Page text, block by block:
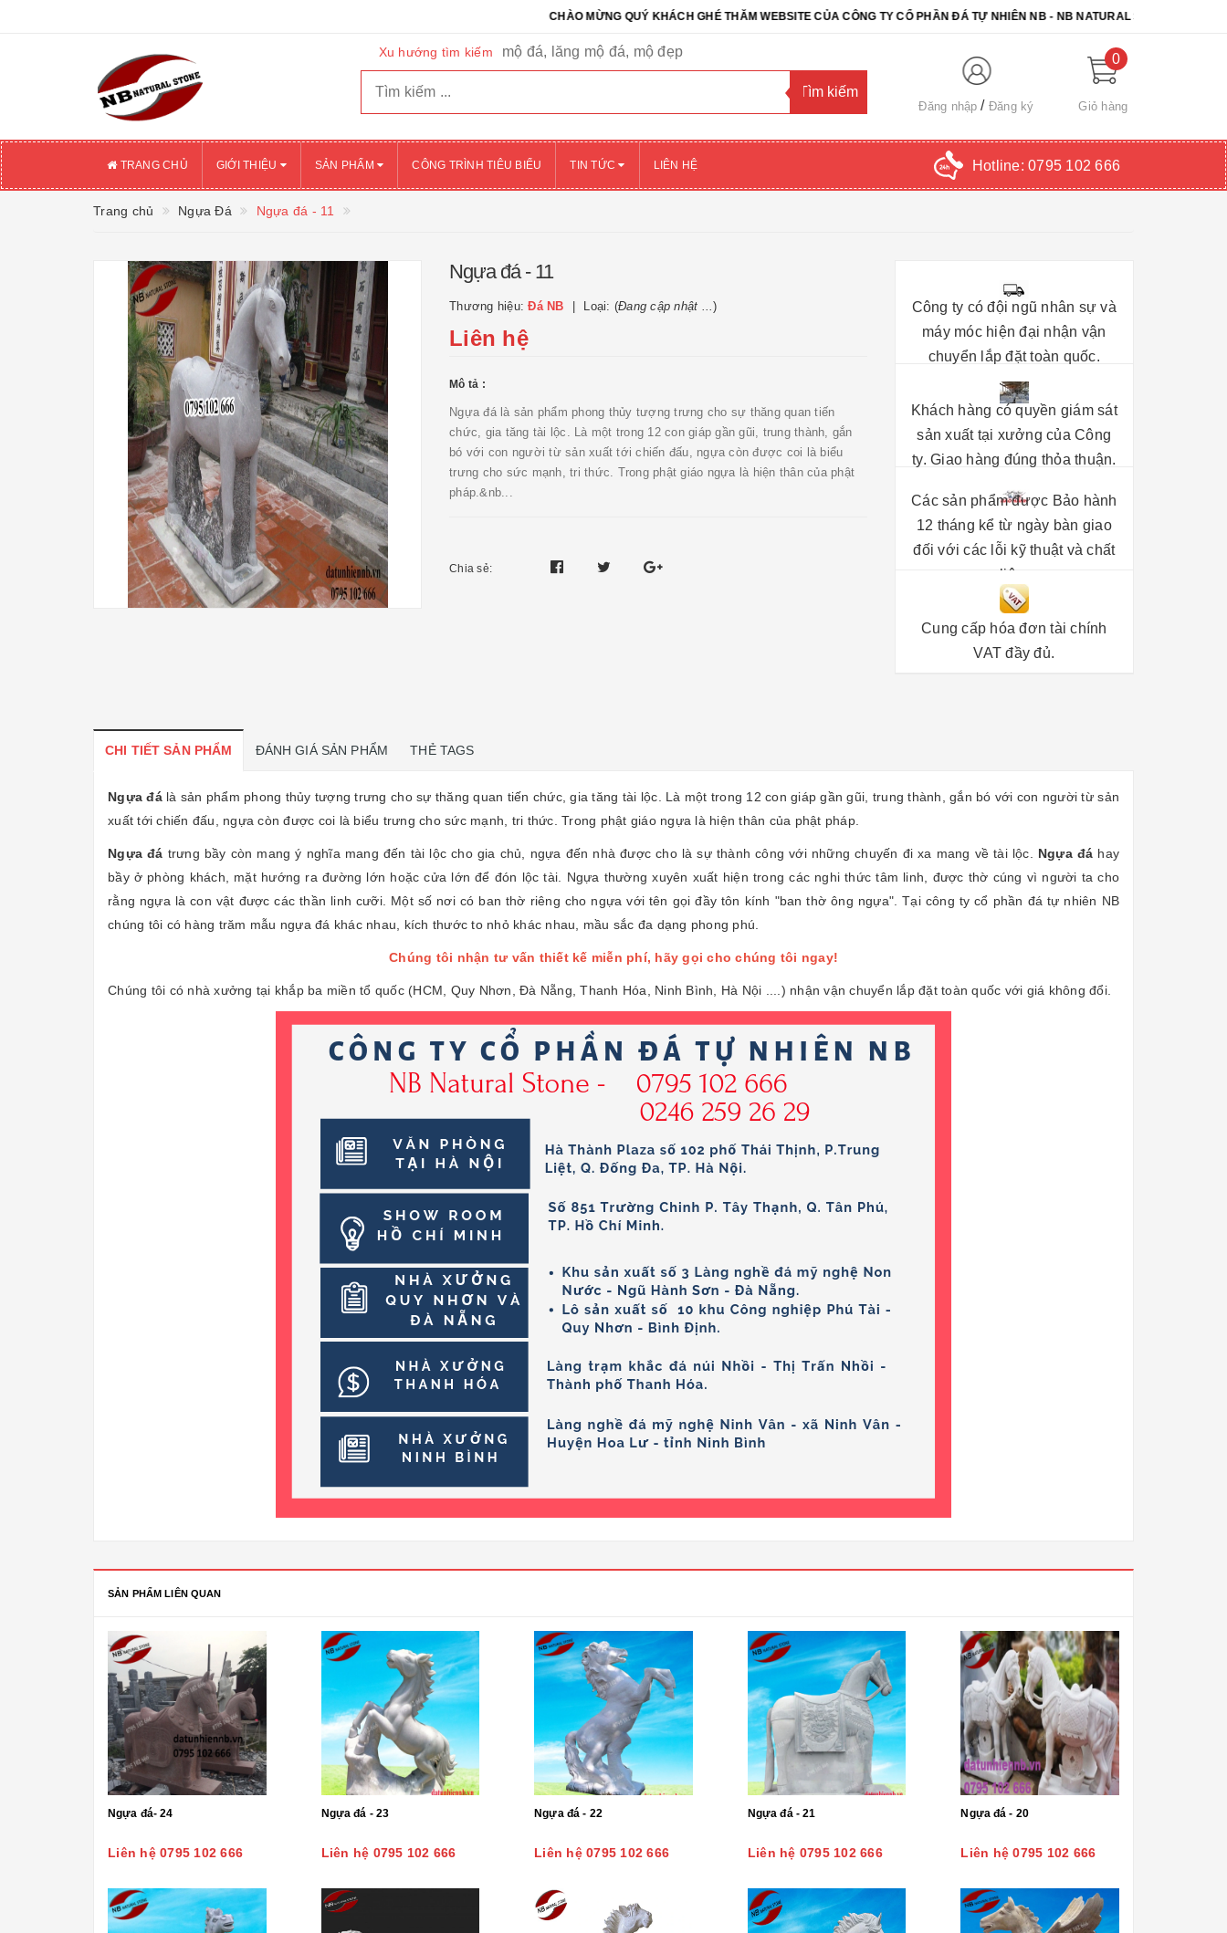
CHÀO MỪNG QUÝ KHÁCH GHÉ THĂM WEBSITE CỦA CÔNG TY CỔ PHẦN ĐÁ TỰ NHIÊN NB - NB NATURAL STONE. CHÚC QUÝ
Xu hướng tìm kiếm mộ đá, lăng mộ đá, mộ đẹp
Đăng nhập Đăng ký
0
Giỏ hàng
TRANG CHỦ GIỚI THIỆU SẢN PHẨM CÔNG TRÌNH TIÊU BIỂU TIN TỨC LIÊN HỆ Hotline: 0795 102 666
Trang chủ Ngựa Đá Ngựa đá - 11
Ngựa đá - 11
Thương hiệu:Đá NB Loại: (Đang cập nhật ...)
Liên hệ
Mô tả :
Ngựa đá là sản phẩm phong thủy tượng trưng cho sự thăng quan tiến
chức, gia tăng tài lộc. Là một trong 12 con giáp gần gũi, trung thành, gắn
bó với con người từ sản xuất tới chiến đấu, ngựa còn được coi là biểu
trưng cho sức mạnh, tri thức. Trong phật giáo ngựa là hiện thân của phật
pháp.&nb...
Chia sẻ:
Công ty có đội ngũ nhân sự và
máy móc hiện đại nhận vận
chuyển lắp đặt toàn quốc.
Khách hàng có quyền giám sát
sản xuất tại xưởng của Công
ty. Giao hàng đúng thỏa thuận.
Các sản phẩm được Bảo hành
12 tháng kể từ ngày bàn giao
đối với các lỗi kỹ thuật và chất
liệu.
Cung cấp hóa đơn tài chính
VAT đầy đủ.
CHI TIẾT SẢN PHẨM ĐÁNH GIÁ SẢN PHẨM THẺ TAGS
Ngựa đálà sản phẩm phong thủy tượng trưng cho sự thăng quan tiến chức, gia tăng tài lộc. Là một trong 12 con giáp gần gũi, trung thành, gắn bó với con người từ sản
xuất tới chiến đấu, ngựa còn được coi là biểu trưng cho sức mạnh, tri thức. Trong phật giáo ngựa là hiện thân của phật pháp.
Ngựa đá trưng bầy còn mang ý nghĩa mang đến tài lộc cho gia chủ, ngựa đến nhà được cho là sự thành công với những chuyến đi xa mang về tài lộc. Ngựa đá hay
bầy ở phòng khách, mặt hướng ra đường lớn hoặc cửa lớn để đón lộc tài. Ngựa thường xuyên xuất hiện trong các nghi thức tâm linh, được thờ cúng vì người ta cho
rằng ngựa là con vật được các thần linh cưỡi. Một số nơi có ban thờ riêng cho ngựa với tên gọi đầy tôn kính "ban thờ ông ngựa". Tại công ty cổ phần đá tự nhiên NB
chúng tôi có hàng trăm mẫu ngựa đá khác nhau, kích thước to nhỏ khác nhau, mầu sắc đa dạng phong phú.
Chúng tôi nhận tư vấn thiết kế miễn phí, hãy gọi cho chúng tôi ngay!
Chúng tôi có nhà xưởng tại khắp ba miền tổ quốc (HCM, Quy Nhơn, Đà Nẵng, Thanh Hóa, Ninh Bình, Hà Nội ....) nhận vận chuyển lắp đặt toàn quốc với giá không đổi.
SẢN PHẨM LIÊN QUAN
Ngựa đá- 24
Liên hệ 0795 102 666
Ngựa đá - 23
Liên hệ 0795 102 666
Ngựa đá - 22
Liên hệ 0795 102 666
Ngựa đá - 21
Liên hệ 0795 102 666
Ngựa đá - 20
Liên hệ 0795 102 666